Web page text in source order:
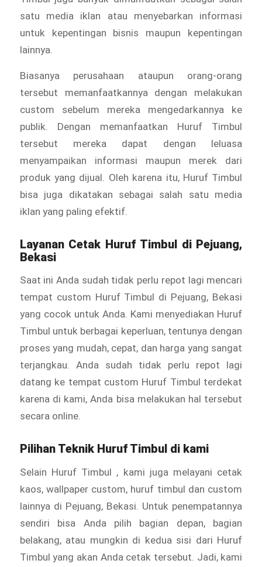
satu media iklan atau menyebarkan informasi
untuk kepentingan bisnis maupun kepentingan
lainnya.
Biasanya perusahaan ataupun orang-orang
tersebut memanfaatkannya dengan melakukan
custom sebelum mereka mengedarkannya ke
publik. Dengan memanfaatkan Huruf Timbul
tersebut mereka dapat dengan leluasa
menyampaikan informasi maupun merek dari
produk yang dijual. Oleh karena itu, Huruf Timbul
bisa juga dikatakan sebagai salah satu media
iklan yang paling efektif.
Layanan Cetak Huruf Timbul di Pejuang,
Bekasi
Saat ini Anda sudah tidak perlu repot lagi mencari
tempat custom Huruf Timbul di Pejuang, Bekasi
yang cocok untuk Anda. Kami menyediakan Huruf
Timbul untuk berbagai keperluan, tentunya dengan
proses yang mudah, cepat, dan harga yang sangat
terjangkau. Anda sudah tidak perlu repot lagi
datang ke tempat custom Huruf Timbul terdekat
karena di kami, Anda bisa melakukan hal tersebut
secara online.
Pilihan Teknik Huruf Timbul di kami
Selain Huruf Timbul , kami juga melayani cetak
kaos, wallpaper custom, huruf timbul dan custom
lainnya di Pejuang, Bekasi. Untuk penempatannya
sendiri bisa Anda pilih bagian depan, bagian
belakang, atau mungkin di kedua sisi dari Huruf
Timbulyang akan Anda cetak tersebut. Jadi, kami